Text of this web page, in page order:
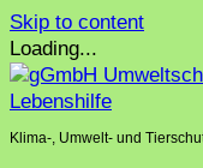
Skip to content
Loading...
Klima-, Umwelt- und